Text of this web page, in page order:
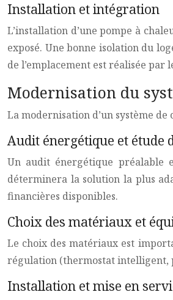
Installation et intégration
L’installation d’une pompe à
exposé. Une bonne isolation du
de l’emplacement est réalisée par
Modernisation du
La modernisation d’un système
Audit énergétique et étude
Un audit énergétique préalable
déterminera la solution la plus
financières disponibles.
Choix des matériaux et
Le choix des matériaux est
régulation (thermostat intelligent,
Installation et mise en